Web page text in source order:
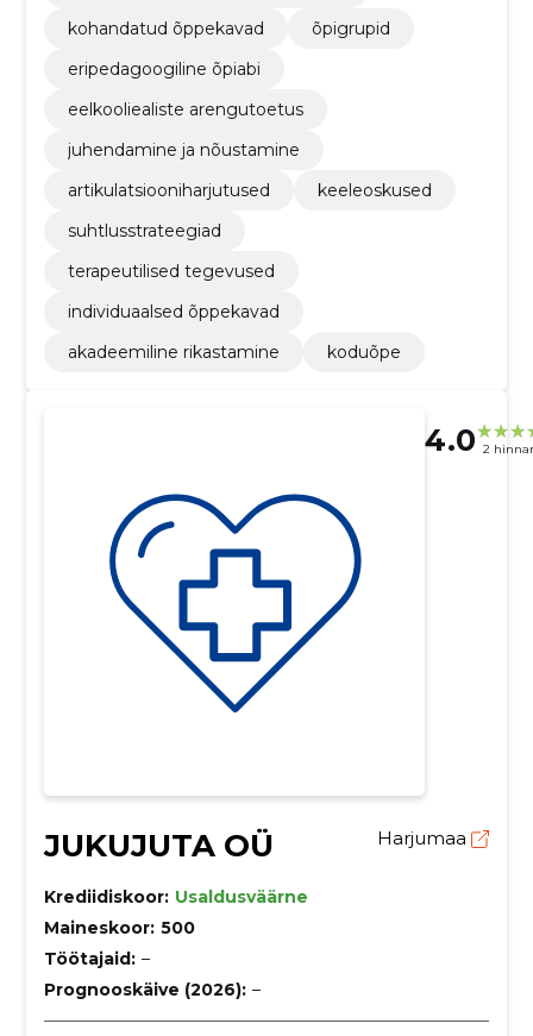
kohandatud õppekavad
õpigrupid
eripedagoogiline õpiabi
eelkooliealiste arengutoetus
juhendamine ja nõustamine
artikulatsiooniharjutused
keeleoskused
suhtlusstrateegiad
terapeutilised tegevused
individuaalsed õppekavad
akadeemiline rikastamine
koduõpe
4.0 2
JUKUJUTA OÜ Harjumaa
Krediidiskoor: Usaldusväärne
Maineskoor: 500
Töötajaid: –
Prognooskäive (2026): –